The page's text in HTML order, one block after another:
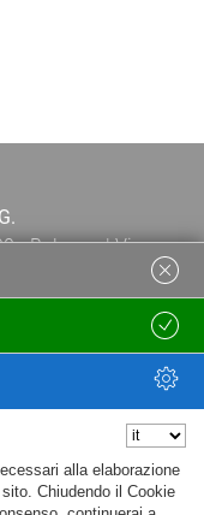
- Bologna | Via
051
alla elaborazione
Chiudendo il Cookie